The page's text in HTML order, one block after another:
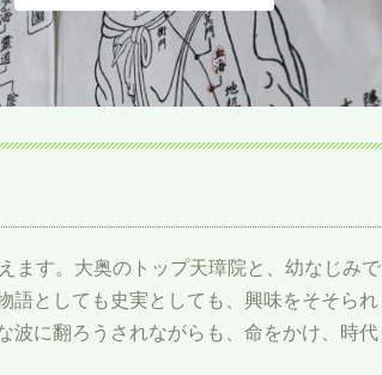
ます。大奥のトップ天璋院と、幼なじみで
語としても史実としても、興味をそそられ
波に翻ろうされながらも、命をかけ、時代